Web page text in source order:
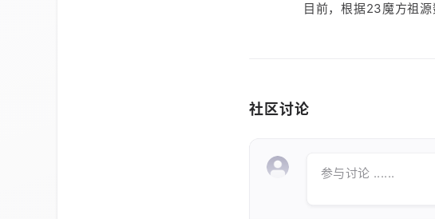
目前，根据23魔方祖源
社区讨论
参与讨论 ......